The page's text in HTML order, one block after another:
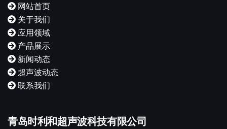
网站首页
关于我们
应用领域
产品展示
新闻动态
超声波动态
联系我们
青岛时利和超声波科技有限公司